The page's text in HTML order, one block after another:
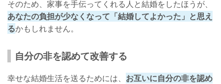
そのため、家事を手伝ってくれる人と結婚をしたほうが、
あなたの負担が少なくなって「結婚してよかった」と思え
るかもしれません。
自分の非を認めて改善する
幸せな結婚生活を送るためには、 お互いに自分の非を認め